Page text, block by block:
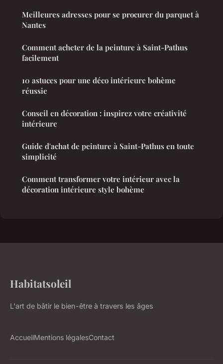
Meilleures adresses pour se procurer du parquet à
Nantes
Comment acheter de la peinture à Saint-Pathus
facilement
10 astuces pour une déco intérieure bohème
réussie
Conseil en décoration : inspirez votre créativité
intérieure
Guide d'achat de peinture à Saint-Pathus en toute
simplicité
Comment transformer votre intérieur avec la
décoration intérieure style bohème
Habitatsoleil
L'art de bâtir le bien-être à travers les âges
AccueilMentions légalesContact